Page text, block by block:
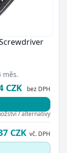
měs.
CZK bez DPH
/ alternativy
CZK vč. DPH